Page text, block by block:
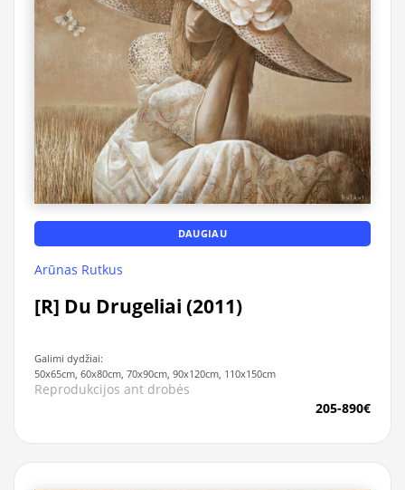
DAUGIAU
Arūnas Rutkus
[R] Du Drugeliai (2011)
Galimi dydžiai:
50x65cm, 60x80cm, 70x90cm, 90x120cm, 110x150cm
Reprodukcijos ant drobės
205-890€